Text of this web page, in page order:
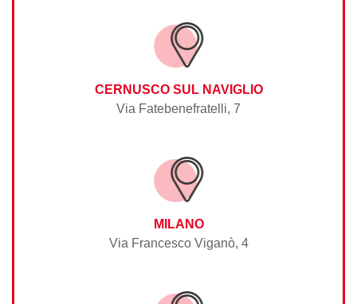
CERNUSCO SUL NAVIGLIO
Via Fatebenefratelli, 7
MILANO
Via Francesco Viganò, 4